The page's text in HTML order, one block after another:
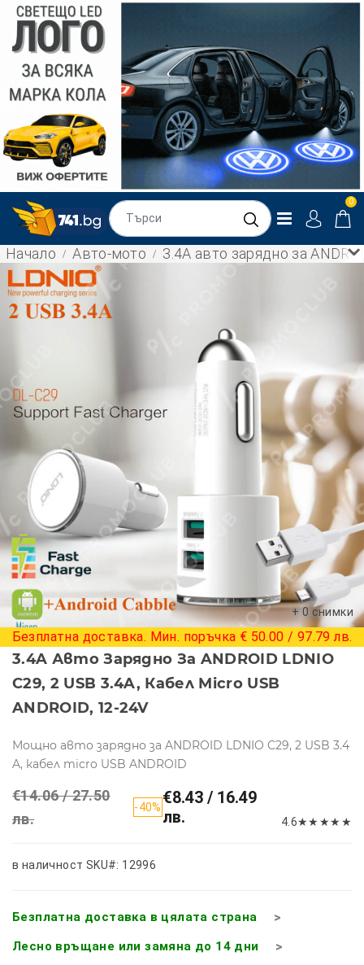
0
Начало Авто-мото 3.4A авто зарядно за
+ 0 снимки
Безплатна доставка. Мин. поръчка € 50.00 / 97.79 лв.
3.4A Авто Зарядно За ANDROID LDNIO
C29, 2 USB 3.4A, Кабел Micro USB
ANDROID, 12-24V
Мощно авто зарядно за ANDROID LDNIO C29, 2 USB 3.4
A, кабел micro USB ANDROID
€14.06 / 27.50
лв.
-40%€8.43 / 16.49
лв.
4.6★★ ★★ ★
в наличност SKU#: 12996
Безплатна доставка в цялата страна
Лесно връщане или замяна до 14 дни